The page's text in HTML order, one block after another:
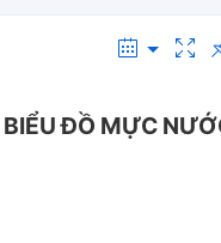
BIỂU ĐỒ MỰC